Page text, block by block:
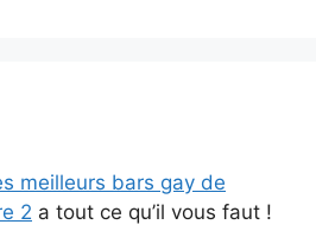
meilleurs bars gay de
2 a tout ce qu’il vous faut !